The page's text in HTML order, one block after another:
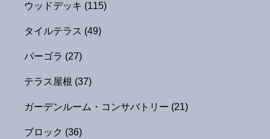
ウッドデッキ (115)
タイルテラス (49)
パーゴラ (27)
テラス屋根 (37)
ガーデンルーム・コンサバトリー (21)
ブロック (36)